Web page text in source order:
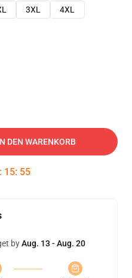
3XL
4XL
DEN WARENKORB
: 15: 54
byAug. 13 - Aug. 20